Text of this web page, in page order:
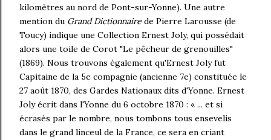
kilomètres au nord de Pont-sur-Yonne). Une autre
mention du Grand Dictionnaire de Pierre Larousse (de
Toucy) indique une Collection Ernest Joly, qui possédait
alors une toile de Corot "Le pêcheur de grenouilles"
(1869). Nous trouvons également qu'Ernest Joly fut
Capitaine de la 5e compagnie (ancienne 7e) constituée le
27 août 1870, des Gardes Nationaux dits d'Yonne. Ernest
Joly écrit dans l'Yonne du 6 octobre 1870 : « ... et si
écrasés par le nombre, nous tombons tous ensevelis
dans le grand linceul de la France, ce sera en criant